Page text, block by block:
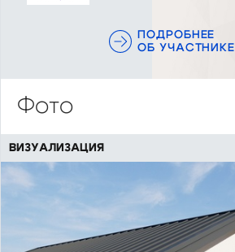
ПОДРОБНЕЕ
ОБ УЧАСТНИКЕ
Фото
ВИЗУАЛИЗАЦИЯ